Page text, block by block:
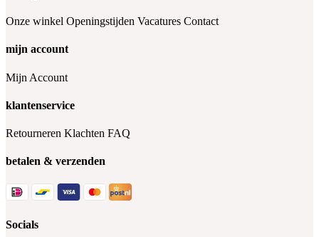
Onze winkel Openingstijden Vacatures Contact
mijn account
Mijn Account
klantenservice
Retourneren Klachten FAQ
betalen & verzenden
Socials